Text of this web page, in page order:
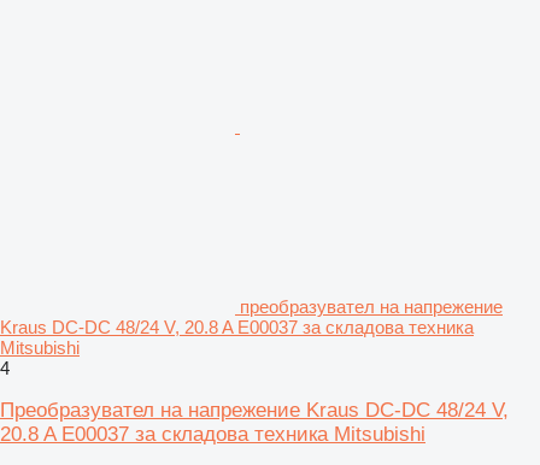
преобразувател на напрежение
Kraus DC-DC 48/24 V, 20.8 A E00037 за складова техника
Mitsubishi
4
Преобразувател на напрежение Kraus DC-DC 48/24 V,
20.8 A E00037 за складова техника Mitsubishi